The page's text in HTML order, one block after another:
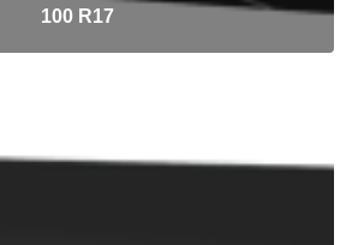
100 R17